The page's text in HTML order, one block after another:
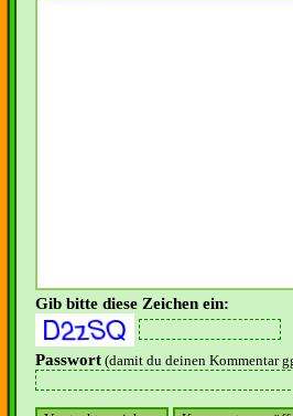
Gib bitte diese Zeichen ein:
Passwort (damit du deinen Kommentar